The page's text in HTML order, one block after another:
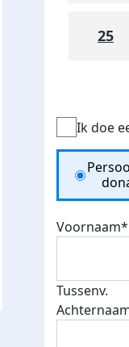
25
Ik doe
Voornaam*
Tussenv.